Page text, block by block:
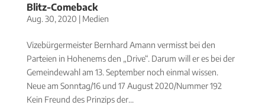
Blitz-Comeback
Aug. 30, 2020 | Medien
Vizebürgermeister Bernhard Amann vermisst bei den
Parteien in Hohenems den „Drive“. Darum will er es bei der
Gemeindewahl am 13. September noch einmal wissen.
Neue am Sonntag/16 und 17 August 2020/Nummer 192
Kein Freund des Prinzips der...